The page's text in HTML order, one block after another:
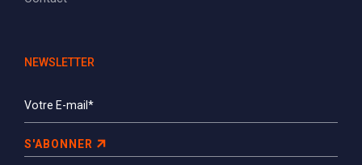
NEWSLETTER
S'ABONNER